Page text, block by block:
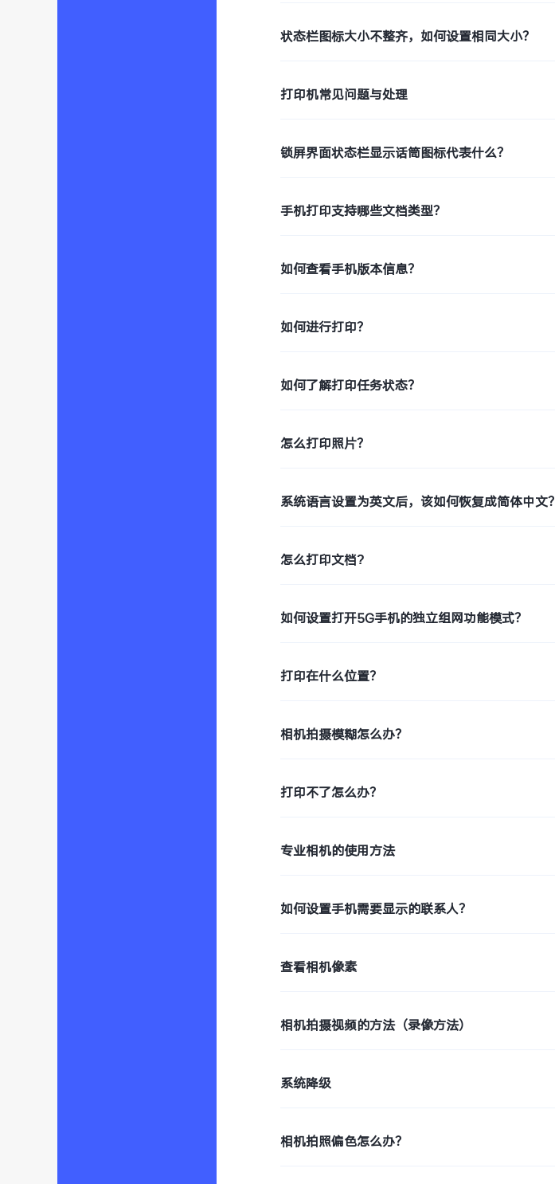
状态栏图标大小不整齐，如何设置相同大小？
打印机常见问题与处理
锁屏界面状态栏显示话筒图标代表什么？
手机打印支持哪些文档类型？
如何查看手机版本信息？
如何进行打印？
如何了解打印任务状态？
怎么打印照片？
系统语言设置为英文后，该如何恢复成简体中文？
怎么打印文档?
如何设置打开5G手机的独立组网功能模式？
打印在什么位置？
相机拍摄模糊怎么办？
打印不了怎么办？
专业相机的使用方法
如何设置手机需要显示的联系人？
查看相机像素
相机拍摄视频的方法（录像方法）
系统降级
相机拍照偏色怎么办？